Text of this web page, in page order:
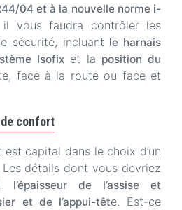
04 et à la nouvelle norme i-
il vous faudra contrôler les
sécurité, incluant le harnais
Isofixet la position du
face à la route ou face et
confort
capital dans le choix d’un
détails dont vous devriez
l’épaisseur de l’assise et
et de l’appui-tête. Est-ce